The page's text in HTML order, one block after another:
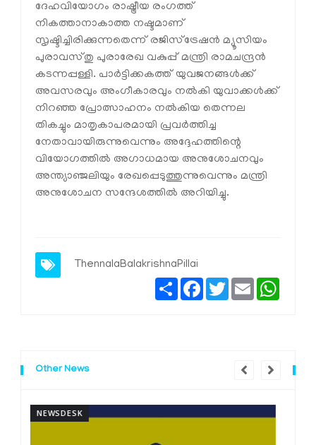
ദേഹവിയോഗം രാഷ്ട്രീയ രംഗത്ത്
നികത്താനാകാത്ത നഷ്ടമാണ്
സൃഷ്ടിച്ചിരിക്കുന്നതെന്ന് രജിസ്ട്രേഷൻ മ്യൂസിയം
പുരാവസ്തു പുരാരേഖ വകുപ്പ് മന്ത്രി രാമചന്ദ്രൻ
കടന്നപ്പള്ളി. പാർട്ടിക്കകത്ത് യുവജനങ്ങൾക്ക്
അവസരവും അംഗീകാരവും നൽകി യുവാക്കൾക്ക്
നിറഞ്ഞ പ്രോത്സാഹനം നൽകിയ തെന്നല
തികച്ചും മാതൃകാപരമായി പ്രവർത്തിച്ച
നേതാവായിരുന്നുവെന്നും അദ്ദേഹത്തിന്റെ
വിയോഗത്തിൽ അഗാധമായ അനുശോചനവും
അന്ത്യാഞ്ജലിയും രേഖപ്പെടുത്തുന്നുവെന്നും മന്ത്രി
അനുശോചന സന്ദേശത്തിൽ അറിയിച്ചു.
ThennalaBalakrishnaPillai
ShareFacebook
TwitterEmail
Other News
NEWSDESK